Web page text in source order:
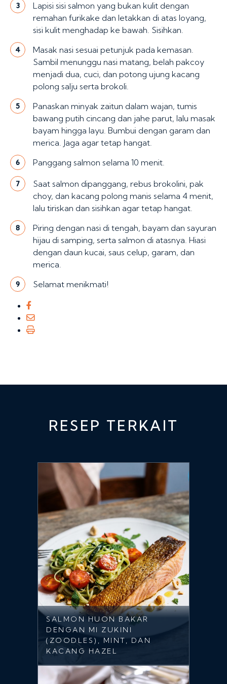
3
Lapisi sisi salmon yang bukan kulit dengan
remahan furikake dan letakkan di atas loyang,
sisi kulit menghadap ke bawah. Sisihkan.
4
Masak nasi sesuai petunjuk pada kemasan.
Sambil menunggu nasi matang, belah pakcoy
menjadi dua, cuci, dan potong ujung kacang
polong salju serta brokoli.
5
Panaskan minyak zaitun dalam wajan, tumis
bawang putih cincang dan jahe parut, lalu masak
bayam hingga layu. Bumbui dengan garam dan
merica. Jaga agar tetap hangat.
6 Panggang salmon selama 10 menit.
7
Saat salmon dipanggang, rebus brokolini, pak
choy, dan kacang polong manis selama 4 menit,
lalu tiriskan dan sisihkan agar tetap hangat.
8
Piring dengan nasi di tengah, bayam dan sayuran
hijau di samping, serta salmon di atasnya. Hiasi
dengan daun kucai, saus celup, garam, dan
merica.
9 Selamat menikmati!
RESEP TERKAIT
SALMON HUON BAKAR
DENGAN MI ZUKINI
(ZOODLES), MINT, DAN
KACANG HAZEL